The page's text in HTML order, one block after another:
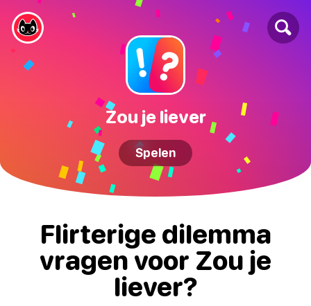
Zou je liever
Spelen
Flirterige dilemma
vragen voor Zou je
liever?